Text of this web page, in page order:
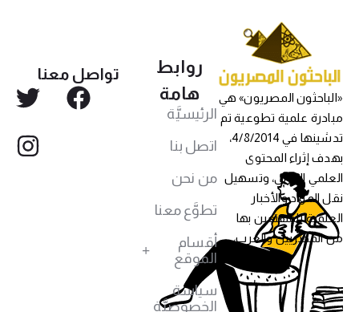
«الباحثون المصريون» هي
مبادرة علمية تطوعية تم
تدشينها في 4/8/2014،
بهدف إثراء المحتوى
العلمي العربي، وتسهيل
نقل المواد والأخبار
العلمية للمهتمين بها
من المصريين والعرب،
روابط
هامة
الرئيسيَّة
اتصل بنا
من نحن
تطوَّع معنا
أقسام
الموقع
سياسة
الخصوصيَّة
تواصل معنا